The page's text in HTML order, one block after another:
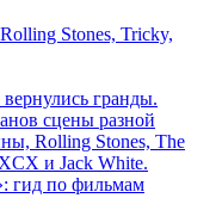
Stones, Tricky,
гранды.
сцены разной
Rolling Stones, The
и Jack White.
гид по фильмам